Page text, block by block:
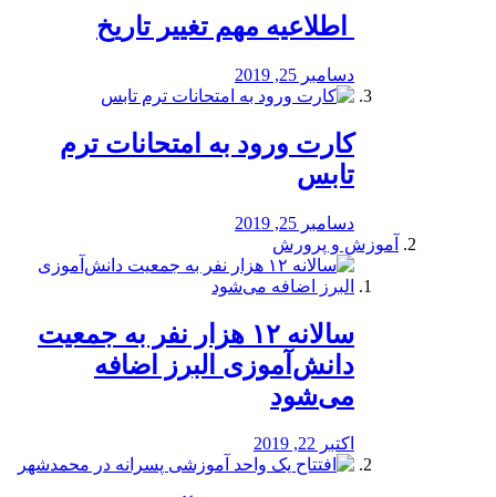
️ اطلاعیه مهم تغییر تاریخ
دسامبر 25, 2019
کارت ورود به امتحانات ترم
تابس
دسامبر 25, 2019
آموزش و پرورش
️سالانه ۱۲ هزار نفر به جمعیت
دانش‌آموزی البرز اضافه
می‌شود
اکتبر 22, 2019